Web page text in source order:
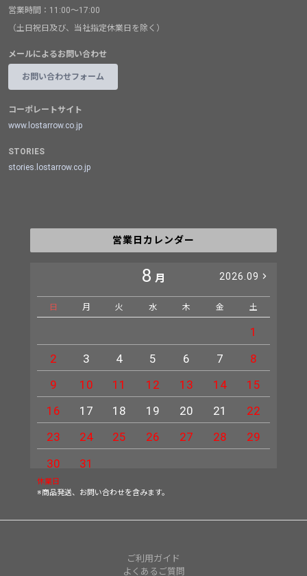
営業時間：11:00～17:00
（土日祝日及び、当社指定休業日を除く）
メールによるお問い合わせ
お問い合わせフォーム
コーポレートサイト
www.lostarrow.co.jp
STORIES
stories.lostarrow.co.jp
営業日カレンダー
8 月 2026.09
日 月 火 水 木 金 土
1
2
3 4 5 6 7
8
9
10 11 12 13 14
15
16
17 18 19 20 21
22
23
24 25 26 27 28
29
30
31
休業日
※商品発送、お問い合わせを含みます。
ご利用ガイド
よくあるご質問